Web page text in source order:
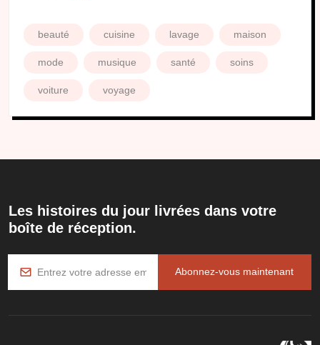
beauté cuisine lavage maison
mode musique santé soins
voiture voyage
Les histoires du jour livrées dans votre
boîte de réception.
Abonnez-vous maintenant